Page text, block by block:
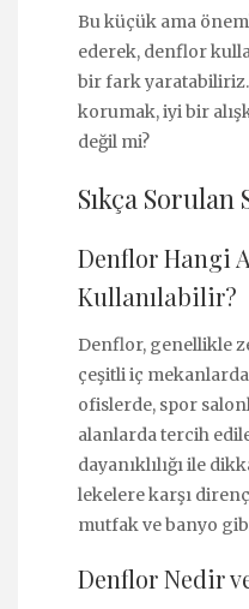
Bu küçük ama
ederek, denflor
bir fark yaratabiliriz.
korumak, iyi bir
değil mi?
Sıkça Sorulan
Denflor Hangi
Kullanılabilir?
Denflor, genellikle
çeşitli iç
ofislerde, spor
alanlarda tercih
dayanıklılığı ile
lekelere karşı
mutfak ve banyo
Denflor Nedir